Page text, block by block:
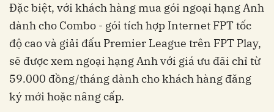
Đặc biệt, với khách hàng mua gói ngoại hạng Anh
dành cho Combo - gói tích hợp Internet FPT tốc
độ cao và giải đấu Premier League trên FPT Play,
sẽ được xem ngoại hạng Anh với giá ưu đãi chỉ từ
59.000 đồng/tháng dành cho khách hàng đăng
ký mới hoặc nâng cấp.